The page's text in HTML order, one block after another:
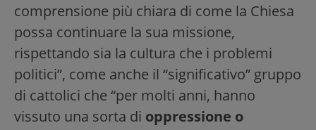
comprensione più chiara di come la Chiesa
possa continuare la sua missione,
rispettando sia la cultura che i problemi
politici”, come anche il “significativo” gruppo
di cattolici che “per molti anni, hanno
vissuto una sorta di oppressione o